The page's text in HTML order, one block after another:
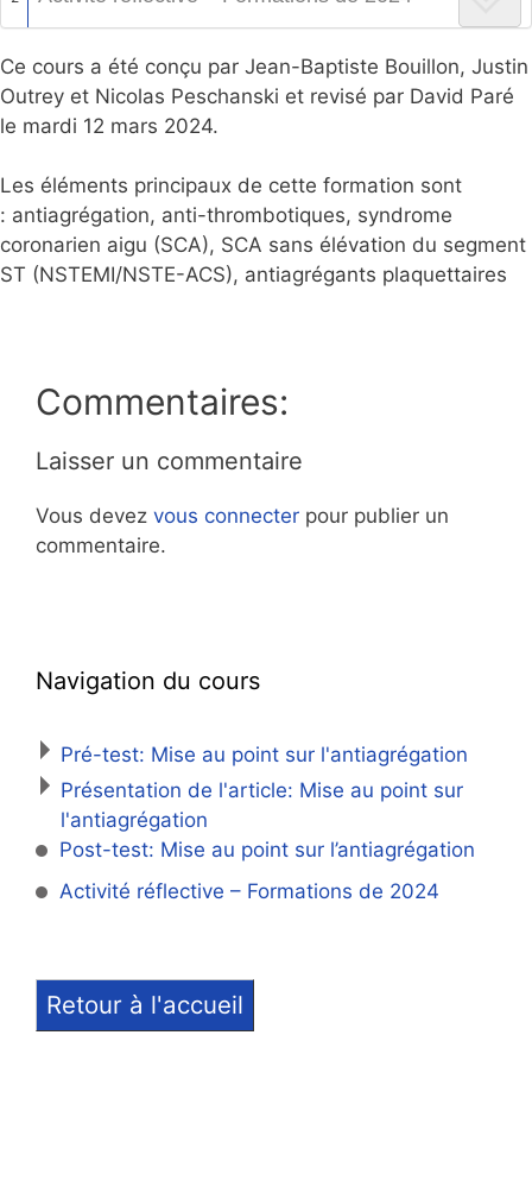
Ce cours a été conçu par Jean-Baptiste Bouillon, Justin
Outrey et Nicolas Peschanski et revisé par David Paré
le mardi 12 mars 2024.
Les éléments principaux de cette formation sont
: antiagrégation, anti-thrombotiques, syndrome
coronarien aigu (SCA), SCA sans élévation du segment
ST (NSTEMI/NSTE-ACS), antiagrégants plaquettaires
Commentaires:
Laisser un commentaire
Vous devez vous connecter pour publier un
commentaire.
Navigation du cours
Pré-test: Mise au point sur l'antiagrégation
Présentation de l'article: Mise au point sur
l'antiagrégation
Post-test: Mise au point sur l’antiagrégation
Activité réflective – Formations de 2024
Retour à l'accueil